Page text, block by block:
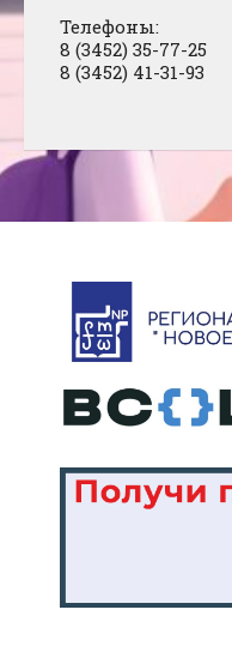
Телефоны:
8 (3452) 35-77-25
8 (3452) 41-31-93